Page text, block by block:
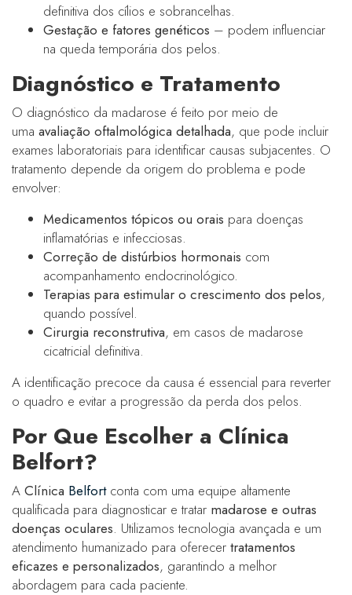
definitiva dos cílios e sobrancelhas.
Gestação e fatores genéticos – podem influenciar
na queda temporária dos pelos.
Diagnóstico e Tratamento
O diagnóstico da madarose é feito por meio de
uma avaliação oftalmológica detalhada, que pode incluir
exames laboratoriais para identificar causas subjacentes. O
tratamento depende da origem do problema e pode
envolver:
Medicamentos tópicos ou orais para doenças
inflamatórias e infecciosas.
Correção de distúrbios hormonais com
acompanhamento endocrinológico.
Terapias para estimular o crescimento dos pelos,
quando possível.
Cirurgia reconstrutiva, em casos de madarose
cicatricial definitiva.
A identificação precoce da causa é essencial para reverter
o quadro e evitar a progressão da perda dos pelos.
Por Que Escolher a Clínica
Belfort?
A Clínica Belfortconta com uma equipe altamente
qualificada para diagnosticar e tratar madarose e outras
doenças oculares. Utilizamos tecnologia avançada e um
atendimento humanizado para oferecer tratamentos
eficazes e personalizados, garantindo a melhor
abordagem para cada paciente.